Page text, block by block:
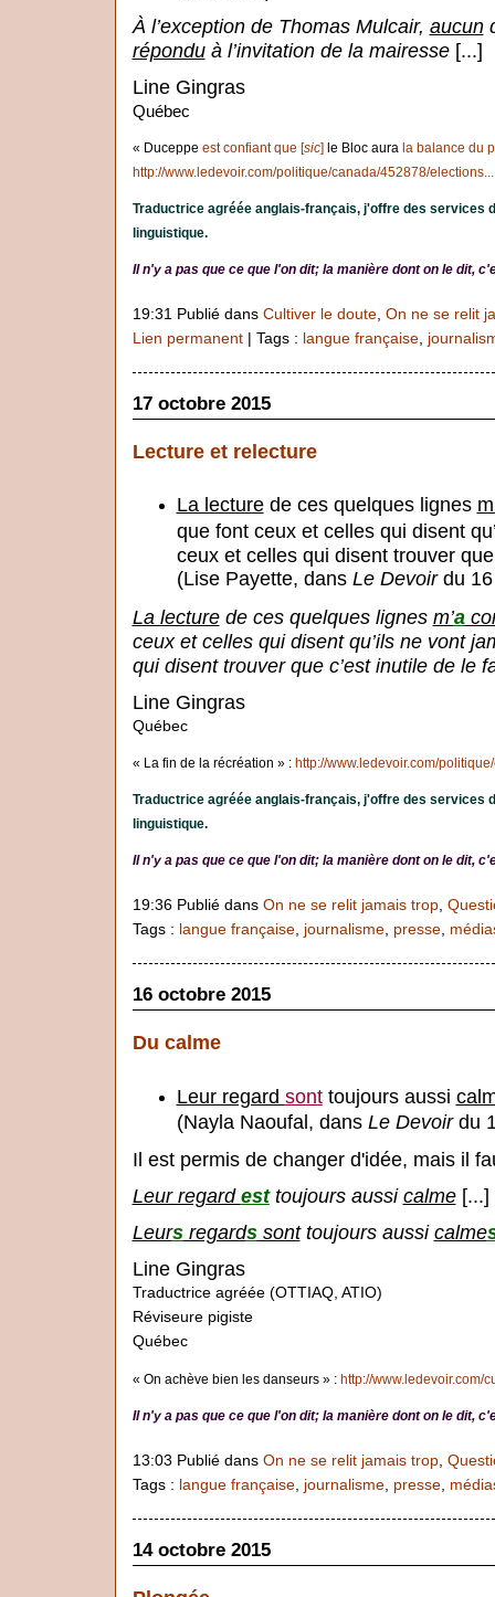
À l’exception de Thomas Mulcair, aucun
réponduà l’invitation de la mairesse[...]
Line Gingras
Québec
« Duceppe est confiant que [sic]le Bloc aura la balance du
http://www.ledevoir.com/politique/canada/452878/elections...
Traductrice agréée anglais-français, j'offre des services
linguistique.
Il n'y a pas que ce que l'on dit; la manière dont on le dit,
19:31 Publié dans Cultiver le doute, On ne se relit
Lien permanent| Tags : langue française,
17 octobre 2015
Lecture et relecture
La lecturede ces quelques lignes
que font ceux et celles qui disent
ceux et celles qui disent trouver
(Lise Payette, dans Le Devoirdu 16
La lecturede ces quelques lignes m’a
ceux et celles qui disent qu’ils ne vont
qui disent trouver que c’est inutile de le
Line Gingras
Québec
« La fin de la récréation » : http://www.ledevoir.com/
Traductrice agréée anglais-français, j'offre des services
linguistique.
Il n'y a pas que ce que l'on dit; la manière dont on le dit,
19:36 Publié dans On ne se relit jamais trop,
Tags : langue française, journalisme, presse,
16 octobre 2015
Du calme
Leur regard sonttoujours aussi
(Nayla Naoufal, dans Le Devoirdu
Il est permis de changer d'idée, mais il
Leur regard esttoujours aussi calme[...]
Leursregardssonttoujours aussi calme
Line Gingras
Traductrice agréée (OTTIAQ, ATIO)
Réviseure pigiste
Québec
« On achève bien les danseurs » : http://www.ledevoir.com/
Il n'y a pas que ce que l'on dit; la manière dont on le dit,
13:03 Publié dans On ne se relit jamais trop,
Tags : langue française, journalisme, presse,
14 octobre 2015